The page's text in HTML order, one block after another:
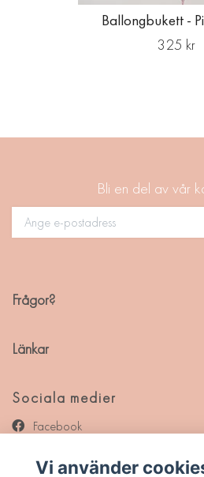
Ballongbukett -
325 kr
Bli en del av vår
Frågor?
Länkar
Sociala medier
Facebook
Vi använder